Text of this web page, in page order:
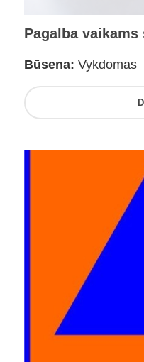
Pagalba
Būsena: Vykdomas